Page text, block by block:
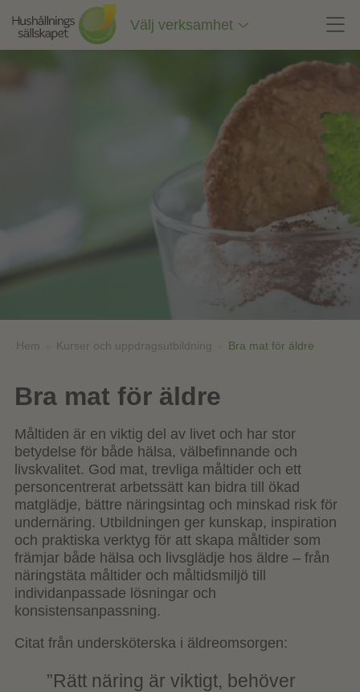
innehåll
Välj verksamhet
Hem Kurser och uppdragsutbildning Bra mat för äldre
Bra mat för äldre
Måltiden är en viktig del av livet och har stor
betydelse för både hälsa, välbefinnande och
livskvalitet. God mat, trevliga måltider och ett
personcentrerat arbetssätt kan bidra till ökad
matglädje, bättre näringsintag och minskad risk för
undernäring. Utbildningen ger kunskap, inspiration
och praktiska verktyg för att skapa måltider som
främjar både hälsa och livsglädje hos äldre – från
näringstäta måltider och måltidsmiljö till
individanpassade lösningar och
konsistensanpassning.
Citat från undersköterska i äldreomsorgen:
”Rätt näring är viktigt, behöver